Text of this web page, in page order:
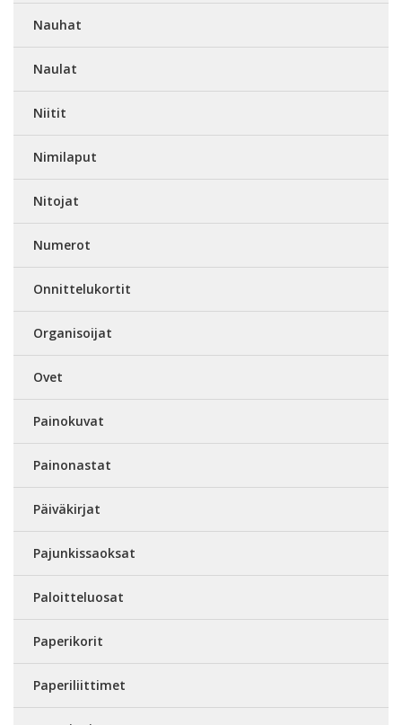
Nauhat
Naulat
Niitit
Nimilaput
Nitojat
Numerot
Onnittelukortit
Organisoijat
Ovet
Painokuvat
Painonastat
Päiväkirjat
Pajunkissaoksat
Paloitteluosat
Paperikorit
Paperiliittimet